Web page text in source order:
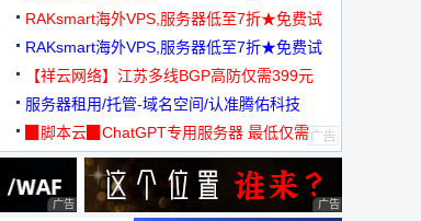
RAKsmart海外VPS,服务器低至7折★免费试
用★
RAKsmart海外VPS,服务器低至7折★免费试
用★
【祥云网络】江苏多线BGP高防仅需399元
服务器租用/托管-域名空间/认准腾佑科技
▉脚本云▉ChatGPT专用服务器 最低仅需
19元/月
广告 商业广告，理性选择 广告 商业广告，理